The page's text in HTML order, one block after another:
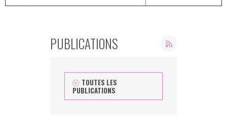
PUBLICATIONS
TOUTES LES
PUBLICATIONS